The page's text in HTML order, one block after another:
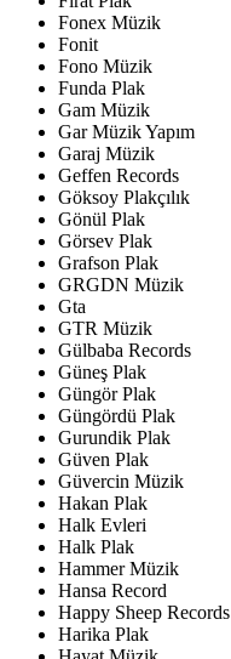
Fonex Müzik
Fonit
Fono Müzik
Funda Plak
Gam Müzik
Gar Müzik Yapım
Garaj Müzik
Geffen Records
Göksoy Plakçılık
Gönül Plak
Görsev Plak
Grafson Plak
GRGDN Müzik
Gta
GTR Müzik
Gülbaba Records
Güneş Plak
Güngör Plak
Güngördü Plak
Gurundik Plak
Güven Plak
Güvercin Müzik
Hakan Plak
Halk Evleri
Halk Plak
Hammer Müzik
Hansa Record
Happy Sheep Records
Harika Plak